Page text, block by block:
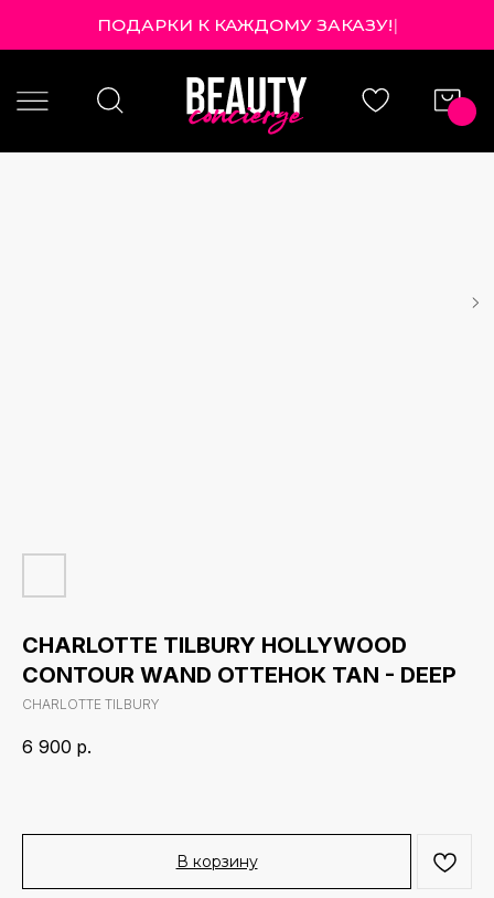
ПОДАРКИ К КАЖДОМУ ЗАКАЗУ!|
CHARLOTTE TILBURY HOLLYWOOD
CONTOUR WAND ОТТЕНОК TAN - DEEP
CHARLOTTE TILBURY
6 900 р.
В корзину